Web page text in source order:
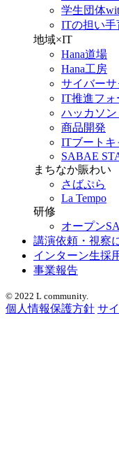
学生団体
ITの担い手
地域×IT
Hana道場
Hana工房
サイバーサ
IT推進フォ
ハッカソ
商品開発
ITブートキ
SABAE
まちなか賑わい
さばぷら
La Tempo
研修
オープン
講演依頼・視察
インターン生採
事業報告
© 2022 L community.
個人情報保護方針 サ